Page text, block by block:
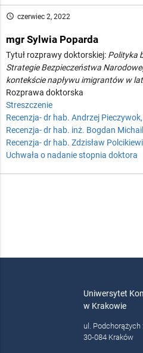
access_time czerwiec 2, 2022
mgr Sylwia Poparda
Tytuł rozprawy doktorskiej: Polityka
Strategie Bezpieczeństwa
kontekście napływu imigrantów w
Rozprawa doktorska
Streszczenie
Recenzja- dr hab. Andrzej
Recenzja- dr hab. inż. Bogdan
Recenzja- dr hab. Zdzisław
Uchwała o nadanie stopnia doktora
Uniwersytet
w Krakowie
ul. Podchorążych
30-084 Kraków